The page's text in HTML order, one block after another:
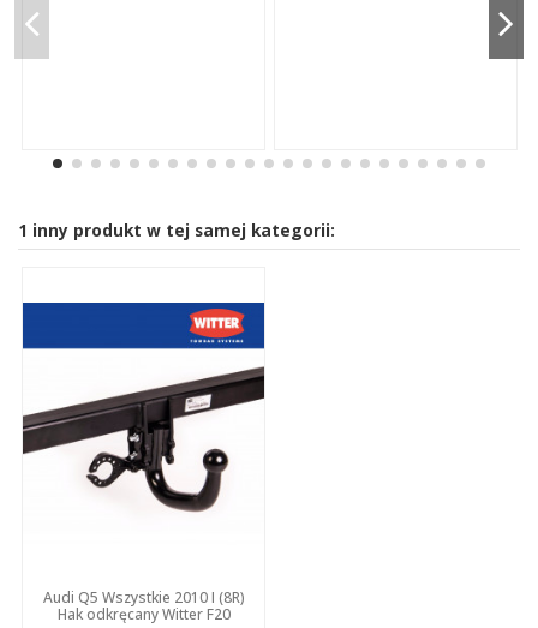
1 inny produkt w tej samej kategorii:
Audi Q5 Wszystkie 2010 I (8R)
Hak odkręcany Witter F20